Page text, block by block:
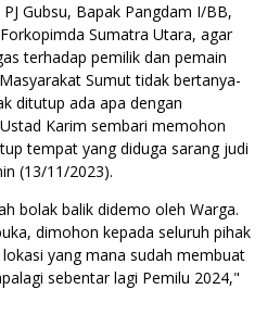
Gubsu, Bapak Pangdam I/BB,
Sumatra Utara, agar
terhadap pemilik dan pemain
Sumut tidak bertanya-
ditutup ada apa dengan
Karim sembari memohon
tempat yang diduga sarang judi
(13/11/2023).
bolak balik didemo oleh Warga.
dimohon kepada seluruh pihak
yang mana sudah membuat
sebentar lagi Pemilu 2024,"